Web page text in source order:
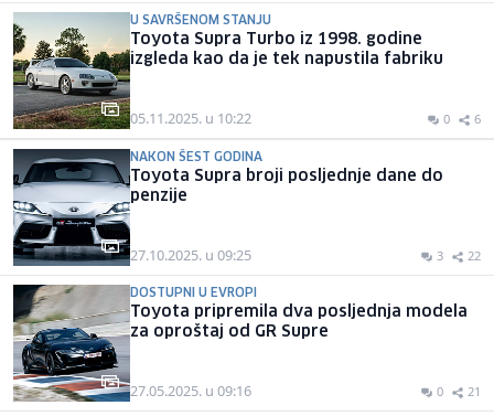
U SAVRŠENOM STANJU
Toyota Supra Turbo iz 1998. godine
izgleda kao da je tek napustila fabriku
05.11.2025. u 10:22 0 6
NAKON ŠEST GODINA
Toyota Supra broji posljednje dane do
penzije
27.10.2025. u 09:25 3 22
DOSTUPNI U EVROPI
Toyota pripremila dva posljednja modela
za oproštaj od GR Supre
27.05.2025. u 09:16 0 21